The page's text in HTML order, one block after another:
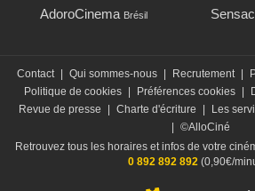
AdoroCinema Brésil
Contact Qui sommes-nous Recrutement
Politique de cookies
Préférences cookies
Revue de presse
Charte d'écriture Les
©AlloCiné
Retrouvez tous les horaires et infos de votre
0 892 892 892(0,90€/